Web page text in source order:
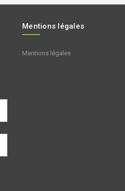
Mentions légales
Mentions légales